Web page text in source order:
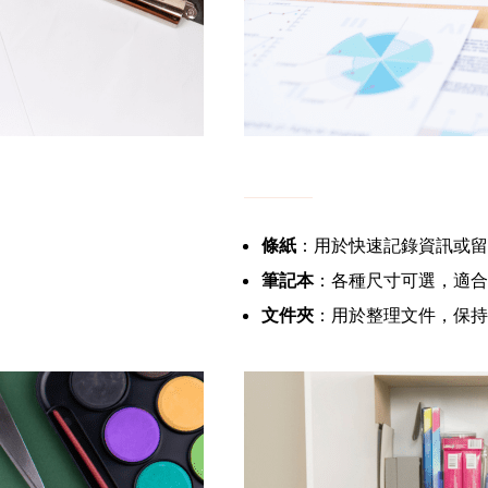
條紙 ：用於快速記錄資訊或
筆記本：各種尺寸可選，適
文件夾 ：用於整理文件，保